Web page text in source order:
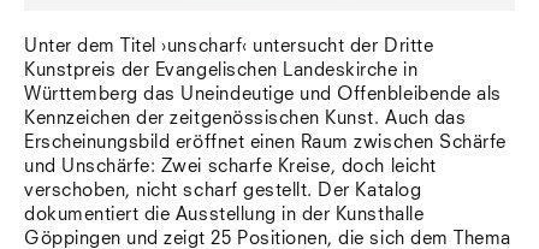
Unter dem Titel ›unscharf‹ untersucht der Dritte
Kunstpreis der Evangelischen Landeskirche in
Württemberg das Uneindeutige und Offenbleibende als
Kennzeichen der zeitgenössischen Kunst. Auch das
Erscheinungsbild eröffnet einen Raum zwischen Schärfe
und Unschärfe: Zwei scharfe Kreise, doch leicht
verschoben, nicht scharf gestellt. Der Katalog
dokumentiert die Ausstellung in der Kunsthalle
Göppingen und zeigt 25 Positionen, die sich dem Thema